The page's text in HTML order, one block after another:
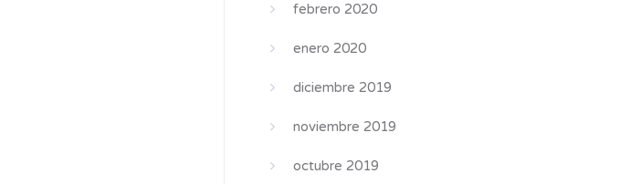
febrero 2020
enero 2020
diciembre 2019
noviembre 2019
octubre 2019